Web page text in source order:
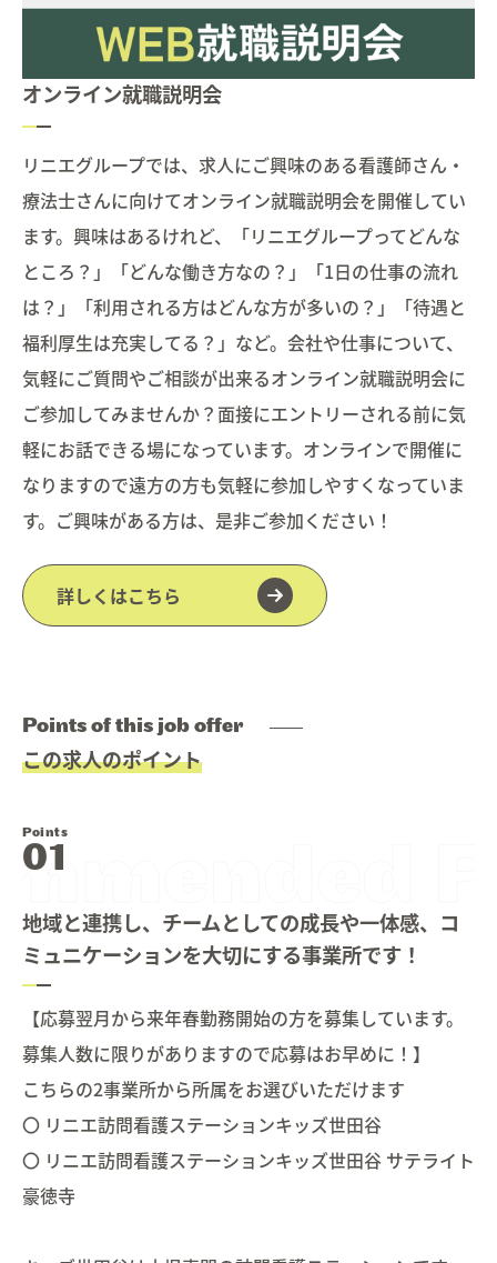
オンライン就職説明会
リニエグループでは、求人にご興味のある看護師さん・
療法士さんに向けてオンライン就職説明会を開催してい
ます。興味はあるけれど、「リニエグループってどんな
ところ？」「どんな働き方なの？」「1日の仕事の流れ
は？」「利用される方はどんな方が多いの？」「待遇と
福利厚生は充実してる？」など。会社や仕事について、
気軽にご質問やご相談が出来るオンライン就職説明会に
ご参加してみませんか？面接にエントリーされる前に気
軽にお話できる場になっています。オンラインで開催に
なりますので遠方の方も気軽に参加しやすくなっていま
す。ご興味がある方は、是非ご参加ください！
詳しくはこちら
Points of this job offer
この求人のポイント
Points
地域と連携し、チームとしての成長や一体感、コ
ミュニケーションを大切にする事業所です！
【応募翌月から来年春勤務開始の方を募集しています。
募集人数に限りがありますので応募はお早めに！】
こちらの2事業所から所属をお選びいただけます
〇 リニエ訪問看護ステーションキッズ世田谷
〇 リニエ訪問看護ステーションキッズ世田谷 サテライト
豪徳寺